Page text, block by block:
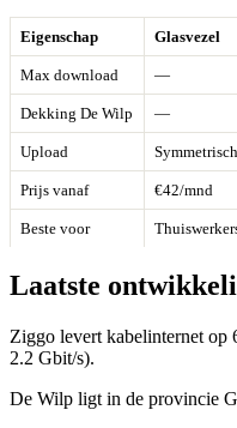
Eigenschap Glasvezel
Max download —
Dekking De Wilp —
Upload Symmetrisch
Prijs vanaf €42/mnd
Beste voor
Laatste
Ziggo levert kabelinternet op
2.2 Gbit/s).
De Wilp ligt in de provincie